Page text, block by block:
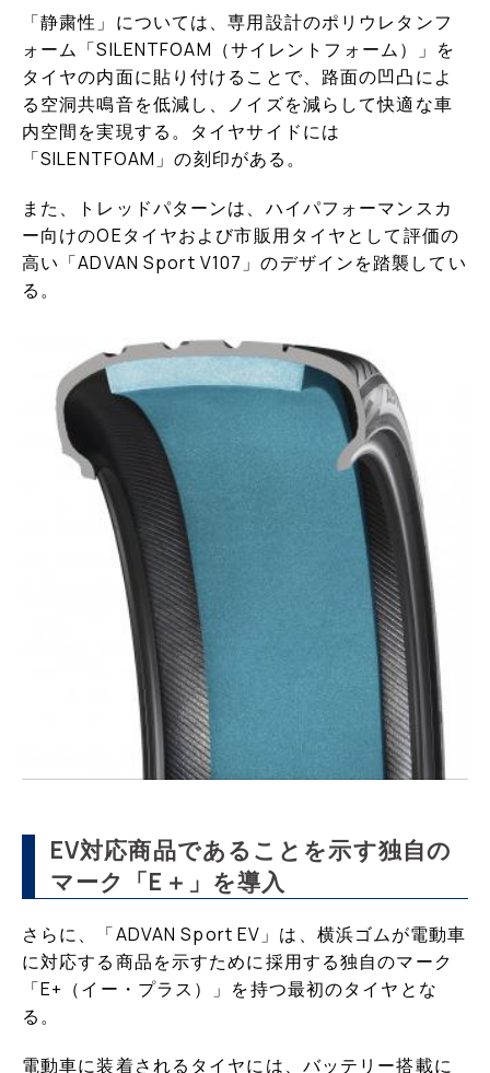
「静粛性」については、専用設計のポリウレタンフ
ォーム「SILENTFOAM（サイレントフォーム）」を
タイヤの内面に貼り付けることで、路面の凹凸によ
る空洞共鳴音を低減し、ノイズを減らして快適な車
内空間を実現する。タイヤサイドには
「SILENTFOAM」の刻印がある。
また、トレッドパターンは、ハイパフォーマンスカ
ー向けのOEタイヤおよび市販用タイヤとして評価の
高い「ADVAN Sport V107」のデザインを踏襲してい
る。
EV対応商品であることを示す独自の
マーク「E＋」を導入
さらに、「ADVAN Sport EV」は、横浜ゴムが電動車
に対応する商品を示すために採用する独自のマーク
「E+（イー・プラス）」を持つ最初のタイヤとな
る。
電動車に装着されるタイヤには、バッテリー搭載に